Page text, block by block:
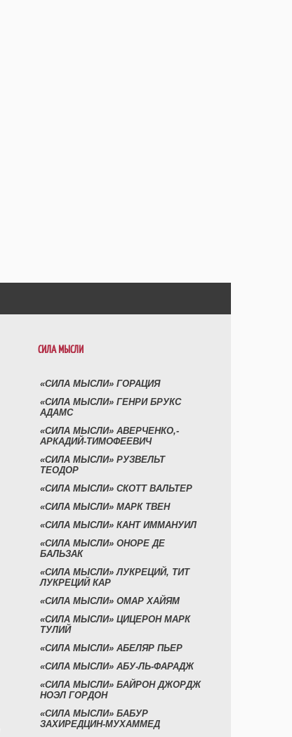
СИЛА МЫСЛИ
«СИЛА МЫСЛИ» ГОРАЦИЯ
«СИЛА МЫСЛИ» ГЕНРИ БРУКС
АДАМС
«СИЛА МЫСЛИ» АВЕРЧЕНКО,-
АРКАДИЙ-ТИМОФЕЕВИЧ
«СИЛА МЫСЛИ» РУЗВЕЛЬТ
ТЕОДОР
«СИЛА МЫСЛИ» СКОТТ ВАЛЬТЕР
«СИЛА МЫСЛИ» МАРК ТВЕН
«СИЛА МЫСЛИ» КАНТ ИММАНУИЛ
«СИЛА МЫСЛИ» ОНОРЕ ДЕ
БАЛЬЗАК
«СИЛА МЫСЛИ» ЛУКРЕЦИЙ, ТИТ
ЛУКРЕЦИЙ КАР
«СИЛА МЫСЛИ» ОМАР ХАЙЯМ
«СИЛА МЫСЛИ» ЦИЦЕРОН МАРК
ТУЛИЙ
«СИЛА МЫСЛИ» АБЕЛЯР ПЬЕР
«СИЛА МЫСЛИ» АБУ-ЛЬ-ФАРАДЖ
«СИЛА МЫСЛИ» БАЙРОН ДЖОРДЖ
НОЭЛ ГОРДОН
«СИЛА МЫСЛИ» БАБУР
ЗАХИРЕДЦИН-МУХАММЕД